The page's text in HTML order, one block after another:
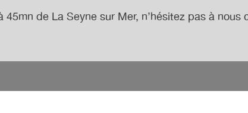
45mn de La Seyne sur Mer, n’hésitez pas à